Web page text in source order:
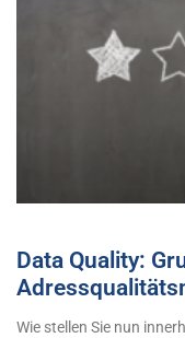
Data Quality:
Wie stellen Sie nun